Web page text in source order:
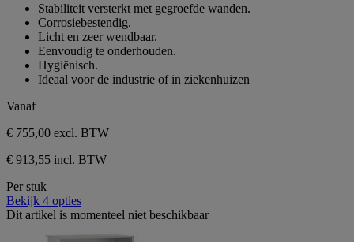
sterren.
Stabiliteit versterkt met gegroefde wanden.
Corrosiebestendig.
Licht en zeer wendbaar.
Eenvoudig te onderhouden.
Hygiënisch.
Ideaal voor de industrie of in ziekenhuizen
Vanaf
€ 755,00 excl. BTW
€ 913,55 incl. BTW
Per stuk
Bekijk 4 opties
Dit artikel is momenteel niet beschikbaar